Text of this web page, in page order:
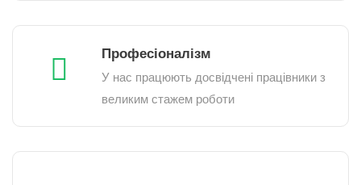
Професіоналізм
У нас працюють досвідчені працівники з
великим стажем роботи